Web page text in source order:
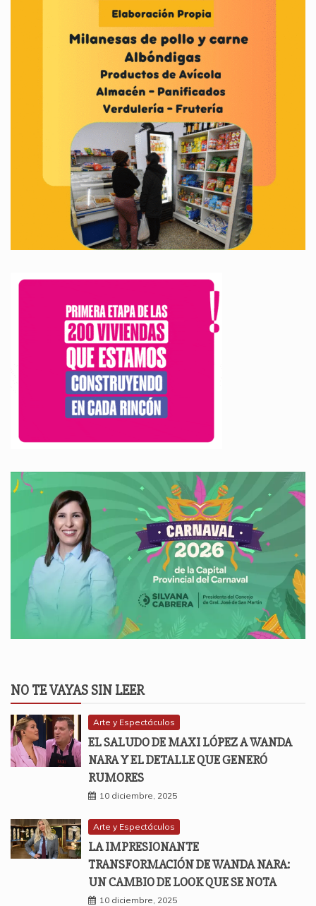
NO TE VAYAS SIN LEER
Arte y Espectáculos
EL SALUDO DE MAXI LÓPEZ A WANDA
NARA Y EL DETALLE QUE GENERÓ
RUMORES
10 diciembre, 2025
Arte y Espectáculos
LA IMPRESIONANTE
TRANSFORMACIÓN DE WANDA NARA:
UN CAMBIO DE LOOK QUE SE NOTA
10 diciembre, 2025